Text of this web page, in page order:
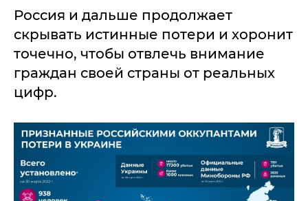
Россия и дальше продолжает
скрывать истинные потери и хоронит
точечно, чтобы отвлечь внимание
граждан своей страны от реальных
цифр.